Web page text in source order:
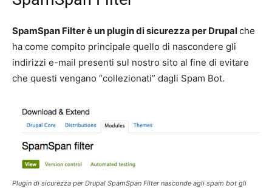
SpamSpan Filter è un plugin di sicurezza per Drupalche
ha come compito principale quello di nascondere gli
indirizzi e-mail presenti sul nostro sito al fine di evitare
che questi vengano “collezionati” dagli Spam Bot.
Plugin di sicurezza per Drupal SpamSpan Filter nasconde agli spam bot gli